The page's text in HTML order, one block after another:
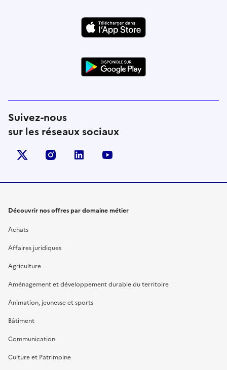
Suivez-nous
sur les réseaux sociaux
X (anciennement Twitter)
instagramlinkedin
Découvrir nos offres par domaine métier
Achats
Affaires juridiques
Agriculture
Aménagement et développement durable du territoire
Animation, jeunesse et sports
Bâtiment
Communication
Culture et Patrimoine